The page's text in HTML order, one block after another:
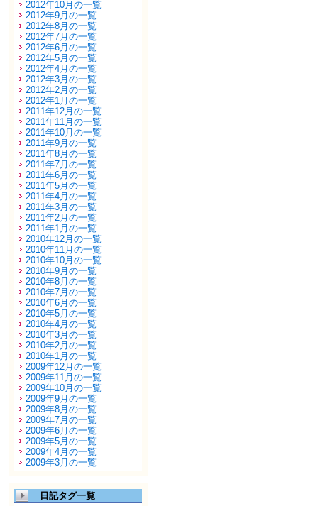
2012年10月の一覧
2012年9月の一覧
2012年8月の一覧
2012年7月の一覧
2012年6月の一覧
2012年5月の一覧
2012年4月の一覧
2012年3月の一覧
2012年2月の一覧
2012年1月の一覧
2011年12月の一覧
2011年11月の一覧
2011年10月の一覧
2011年9月の一覧
2011年8月の一覧
2011年7月の一覧
2011年6月の一覧
2011年5月の一覧
2011年4月の一覧
2011年3月の一覧
2011年2月の一覧
2011年1月の一覧
2010年12月の一覧
2010年11月の一覧
2010年10月の一覧
2010年9月の一覧
2010年8月の一覧
2010年7月の一覧
2010年6月の一覧
2010年5月の一覧
2010年4月の一覧
2010年3月の一覧
2010年2月の一覧
2010年1月の一覧
2009年12月の一覧
2009年11月の一覧
2009年10月の一覧
2009年9月の一覧
2009年8月の一覧
2009年7月の一覧
2009年6月の一覧
2009年5月の一覧
2009年4月の一覧
2009年3月の一覧
日記タグ一覧